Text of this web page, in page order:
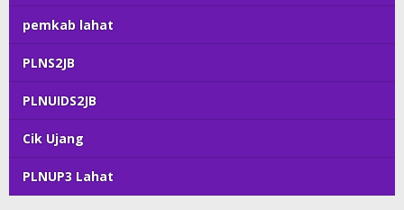
pemkab lahat
PLNS2JB
PLNUIDS2JB
Cik Ujang
PLNUP3 Lahat